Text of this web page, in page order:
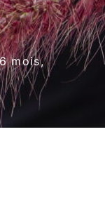
mois,